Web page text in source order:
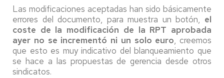
Las modificaciones aceptadas han sido básicamente
errores del documento, para muestra un botón, el
coste de la modificación de la RPT aprobada
ayer no se incrementó ni un solo euro, creemos
que esto es muy indicativo del blanqueamiento que
se hace a las propuestas de gerencia desde otros
sindicatos.